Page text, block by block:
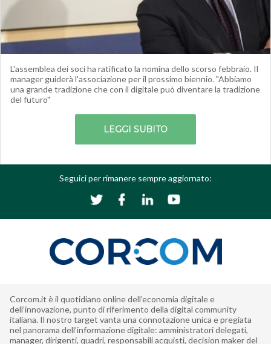
L'assemblea dei soci ha ratificato la nomina dello scorso febbraio. Il
manager guiderà l'associazione per il prossimo biennio. "Abbiamo
una grande tradizione che con il digitale può diventare la tradizione
del futuro"
LEGGI SUBITO
Seguici per rimanere sempre aggiornato:
Corcom.it è il quotidiano online dell’economia digitale e
dell’innovazione, punto di riferimento della digital community
italiana. Il nostro target vanta una connotazione unica e pregiata
nel panorama dell’informazione digitale: amministratori delegati,
manager, dirigenti, quadri, responsabili acquisti, decision maker del